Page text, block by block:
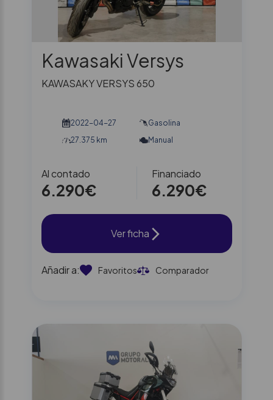
Kawasaki Versys
KAWASAKY VERSYS 650
2022-04-27
Gasolina
27.375 km
Manual
Al contado
6.290€
Financiado
6.290€
Ver ficha
Añadir a: Favoritos Comparador